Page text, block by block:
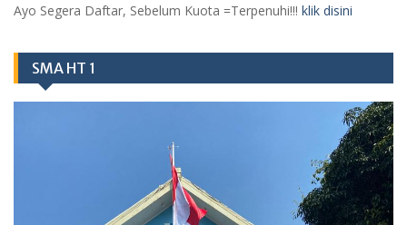
Ayo Segera Daftar, Sebelum Kuota =Terpenuhi!!! klik disini
SMA HT 1